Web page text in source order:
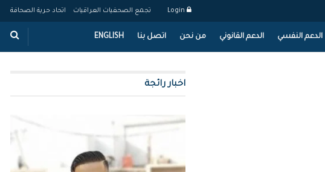
تجمع الصحفيات العراقيات اتحاد حرية الصحافة
الدعم النفسي الدعم القانوني من نحن اتصل بنا ENGLISH
اخبار رائجة